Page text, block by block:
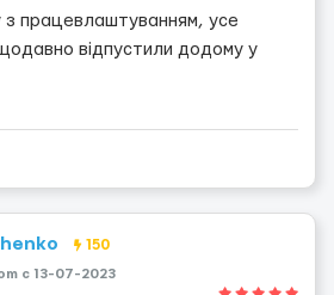
працевлаштуванням, усе
відпустили додому у
150
c 13-07-2023